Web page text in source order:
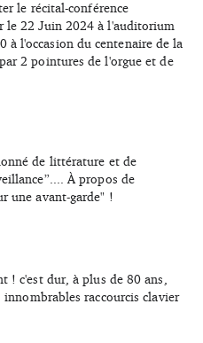
le récital-conférence
le 22 Juin 2024 à l'auditorium
à l'occasion du centenaire de la
2 pointures de l'orgue et de
de littérature et de
À propos de
une avant-garde" !
! c'est dur, à plus de 80 ans,
raccourcis clavier